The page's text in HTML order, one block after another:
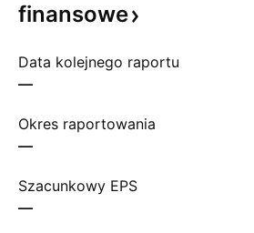
finansowe
Data kolejnego raportu
—
Okres raportowania
—
Szacunkowy EPS
—